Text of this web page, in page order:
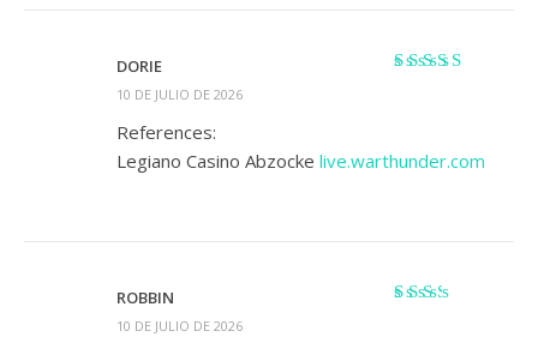
DORIE
10 DE JULIO DE 2026
References:
Legiano Casino Abzocke live.warthunder.com
ROBBIN
10 DE JULIO DE 2026